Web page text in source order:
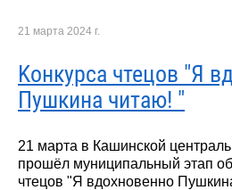
21 марта 2024 г.
Kонкурса чтецов "Я
Пушкина читаю! "
21 марта в Кашинской
прошёл муниципальный этап
чтецов "Я вдохновенно